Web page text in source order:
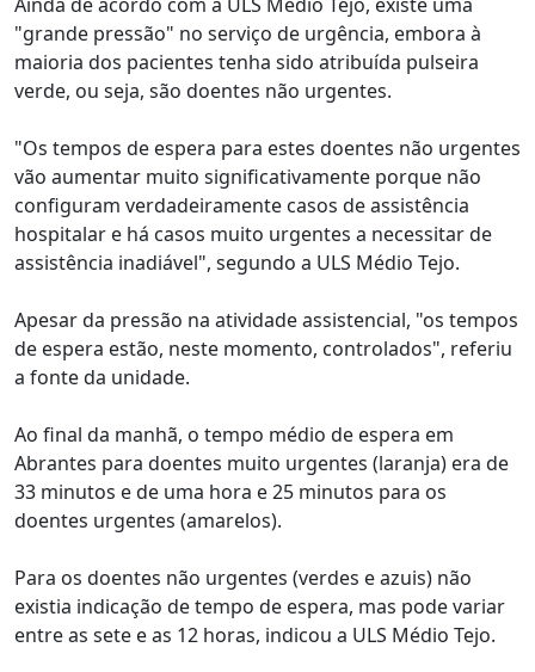
"grande pressão" no serviço de urgência, embora à
maioria dos pacientes tenha sido atribuída pulseira
verde, ou seja, são doentes não urgentes.
"Os tempos de espera para estes doentes não urgentes
vão aumentar muito significativamente porque não
configuram verdadeiramente casos de assistência
hospitalar e há casos muito urgentes a necessitar de
assistência inadiável", segundo a ULS Médio Tejo.
Apesar da pressão na atividade assistencial, "os tempos
de espera estão, neste momento, controlados", referiu
a fonte da unidade.
Ao final da manhã, o tempo médio de espera em
Abrantes para doentes muito urgentes (laranja) era de
33 minutos e de uma hora e 25 minutos para os
doentes urgentes (amarelos).
Para os doentes não urgentes (verdes e azuis) não
existia indicação de tempo de espera, mas pode variar
entre as sete e as 12 horas, indicou a ULS Médio Tejo.